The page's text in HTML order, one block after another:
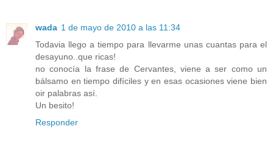
wada 1 de mayo de 2010 a las 11:34
Todavia llego a tiempo para llevarme unas cuantas para el
desayuno..que ricas!
no conocía la frase de Cervantes, viene a ser como un
bálsamo en tiempo difíciles y en esas ocasiones viene bien
oir palabras así.
Un besito!
Responder